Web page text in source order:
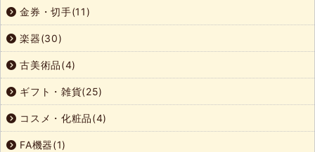
金券・切手(11)
楽器(30)
古美術品(4)
ギフト・雑貨(25)
コスメ・化粧品(4)
FA機器(1)